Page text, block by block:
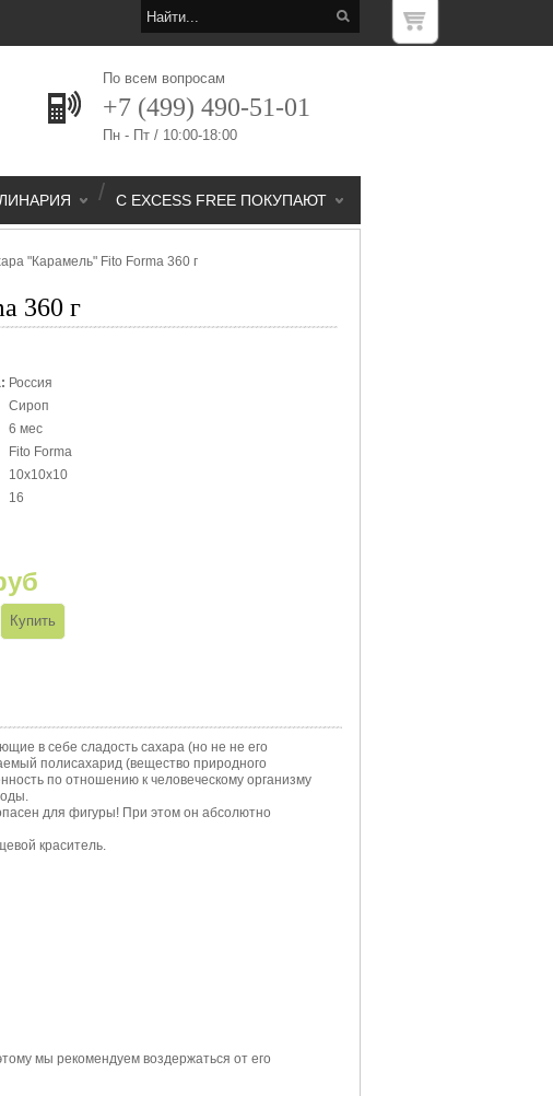
По всем вопросам
+7 (499) 490-51-01
Пн - Пт / 10:00-18:00
С EXCESS FREE ПОКУПАЮТ
/
"Карамель" Fito Forma 360 г
360 г
Россия
Сироп
6 мес
Fito Forma
10x10x10
16
в себе сладость сахара (но не не его
полисахарид (вещество природного
по отношению к человеческому организму
для фигуры! При этом он абсолютно
краситель.
мы рекомендуем воздержаться от его